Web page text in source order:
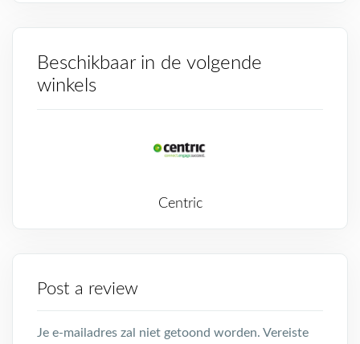
Beschikbaar in de volgende
winkels
Centric
Post a review
Je e-mailadres zal niet getoond worden. Vereiste